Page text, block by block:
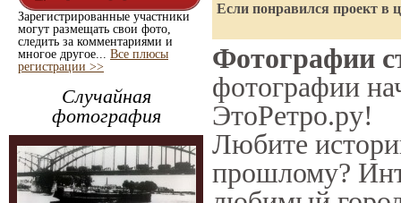
Зарегистрированные участники
могут размещать свои фото,
следить за комментариями и
многое другое... Все плюсы
регистрации >>
Случайная
фотография
Если понравился проект в
Фотографии
фотографии
ЭтоРетро.ру!
Любите
прошлому?